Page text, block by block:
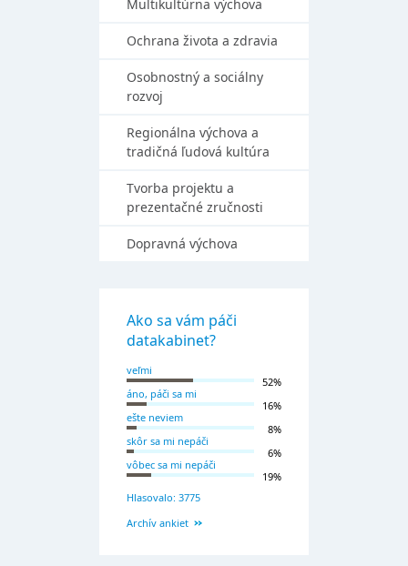
Multikultúrna výchova
Ochrana života a zdravia
Osobnostný a sociálny
rozvoj
Regionálna výchova a
tradičná ľudová kultúra
Tvorba projektu a
prezentačné zručnosti
Dopravná výchova
Ako sa vám páči
datakabinet?
veľmi
52%
áno, páči sa mi
16%
ešte neviem
8%
skôr sa mi nepáči
6%
vôbec sa mi nepáči
19%
Hlasovalo: 3775
Archív ankiet